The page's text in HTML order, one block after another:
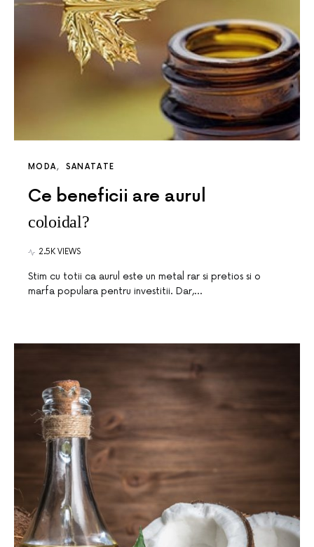
MODA SANATATE
Ce beneficii are aurul
coloidal?
2.5K VIEWS
Stim cu totii ca aurul este un metal rar si pretios si o
marfa populara pentru investitii. Dar,…